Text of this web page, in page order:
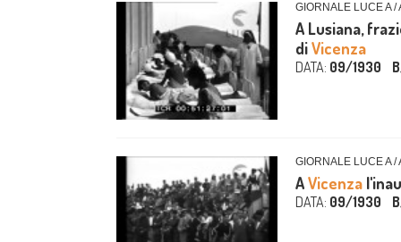
GIORNALE LUCE A /
A Lusiana,
diVicenza
DATA: 09/1930
GIORNALE LUCE A /
AVicenza
DATA: 09/1930